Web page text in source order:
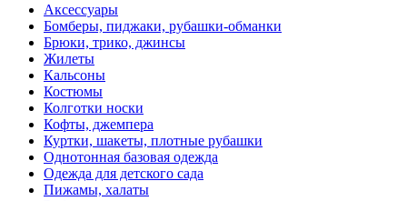
Аксессуары
Бомберы, пиджаки, рубашки-обманки
Брюки, трико, джинсы
Жилеты
Кальсоны
Костюмы
Колготки носки
Кофты, джемпера
Куртки, шакеты, плотные рубашки
Однотонная базовая одежда
Одежда для детского сада
Пижамы, халаты